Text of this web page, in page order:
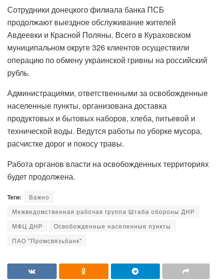
Сотрудники донецкого филиала банка ПСБ
продолжают выездное обслуживание жителей
Авдеевки и Красной Поляны. Всего в Кураховском
муниципальном округе 326 клиентов осуществили
операцию по обмену украинской гривны на российский
рубль.
Администрациями, ответственными за освобожденные
населенные пункты, организована доставка
продуктовых и бытовых наборов, хлеба, питьевой и
технической воды. Ведутся работы по уборке мусора,
расчистке дорог и покосу травы.
Работа органов власти на освобожденных территориях
будет продолжена.
Теги:
Важно
Межведомственная рабочая группа Штаба обороны ДНР
МФЦ ДНР
Освобожденные населенные пункты
ПАО "Промсвязьбанк"